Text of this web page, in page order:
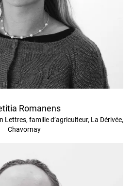
Romanens
Lettres, famille d’agriculteur, La Dérivée,
Chavornay